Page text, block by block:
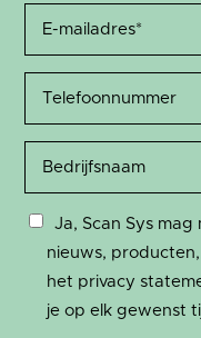
Ja, Scan Sys
nieuws,
het privacy
je op elk gewenst